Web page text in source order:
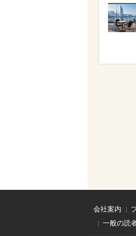
会社案内
一般の読